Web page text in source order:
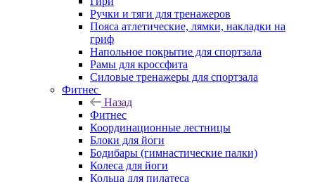
Ручки и тяги для тренажеров
Пояса атлетические, лямки, накладки на
гриф
Напольное покрытие для спортзала
Рамы для кроссфита
Силовые тренажеры для спортзала
Фитнес
Назад
Фитнес
Координационные лестницы
Блоки для йоги
Бодибары (гимнастические палки)
Колеса для йоги
Кольца для пилатеса